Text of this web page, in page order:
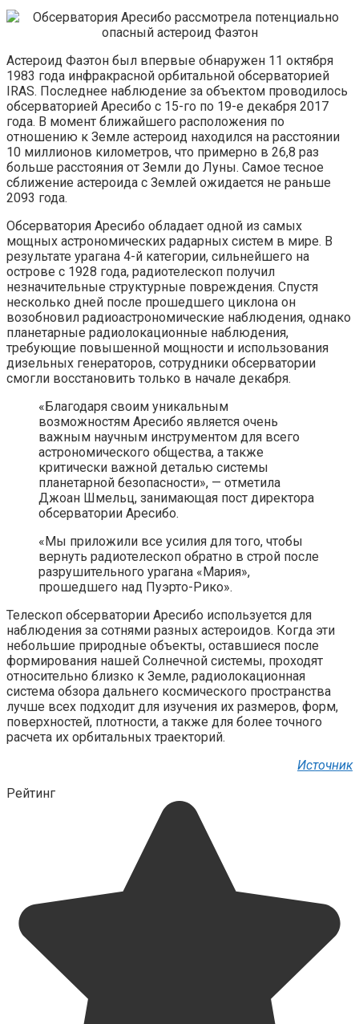
Астероид Фаэтон был впервые обнаружен 11 октября
1983 года инфракрасной орбитальной обсерваторией
IRAS. Последнее наблюдение за объектом проводилось
обсерваторией Аресибо с 15-го по 19-е декабря 2017
года. В момент ближайшего расположения по
отношению к Земле астероид находился на расстоянии
10 миллионов километров, что примерно в 26,8 раз
больше расстояния от Земли до Луны. Самое тесное
сближение астероида с Землей ожидается не раньше
2093 года.
Обсерватория Аресибо обладает одной из самых
мощных астрономических радарных систем в мире. В
результате урагана 4-й категории, сильнейшего на
острове с 1928 года, радиотелескоп получил
незначительные структурные повреждения. Спустя
несколько дней после прошедшего циклона он
возобновил радиоастрономические наблюдения, однако
планетарные радиолокационные наблюдения,
требующие повышенной мощности и использования
дизельных генераторов, сотрудники обсерватории
смогли восстановить только в начале декабря.
«Благодаря своим уникальным
возможностям Аресибо является очень
важным научным инструментом для всего
астрономического общества, а также
критически важной деталью системы
планетарной безопасности», — отметила
Джоан Шмельц, занимающая пост директора
обсерватории Аресибо.
«Мы приложили все усилия для того, чтобы
вернуть радиотелескоп обратно в строй после
разрушительного урагана «Мария»,
прошедшего над Пуэрто-Рико».
Телескоп обсерватории Аресибо используется для
наблюдения за сотнями разных астероидов. Когда эти
небольшие природные объекты, оставшиеся после
формирования нашей Солнечной системы, проходят
относительно близко к Земле, радиолокационная
система обзора дальнего космического пространства
лучше всех подходит для изучения их размеров, форм,
поверхностей, плотности, а также для более точного
расчета их орбитальных траекторий.
Источник
Рейтинг